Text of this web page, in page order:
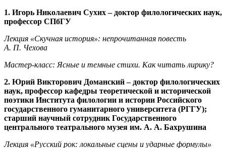
1. Игорь Николаевич Сухих – доктор филологических наук,
профессор СПбГУ
Лекция «Скучная история»: непрочитанная повесть
А. П. Чехова
Мастер-класс: Ясные и темные стихи. Как читать лирику?
2. Юрий Викторович Доманский – доктор филологических
наук, профессор кафедры теоретической и исторической
поэтики Института филологии и истории Российского
государственного гуманитарного университета (РГГУ);
старший научный сотрудник Государственного
центрального театрального музея им. А. А. Бахрушина
Лекция «Русский рок: локальные сцены и ударные формулы»